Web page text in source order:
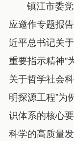
镇江市委
应邀作专题报
近平总书记关
重要指示精神”
关于哲学社会
明探源工程”为
识体系的核心
科学的高质量